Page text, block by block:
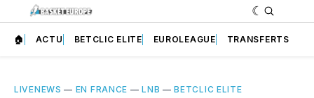
🏠 ACTU BETCLIC ELITE EUROLEAGUE TRANSFERTS
LIVENEWS — EN FRANCE —LNB —BETCLIC ELITE